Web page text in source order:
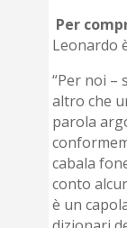
Per
Leonardo
“Per noi –
altro che
parola
cabala
conto
è un